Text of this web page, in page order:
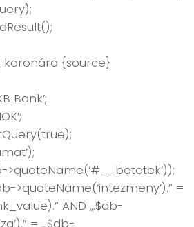
{source}
Bank’;
>quoteName(‘intezmeny’).” =
AND „.$db-
= „.$db-